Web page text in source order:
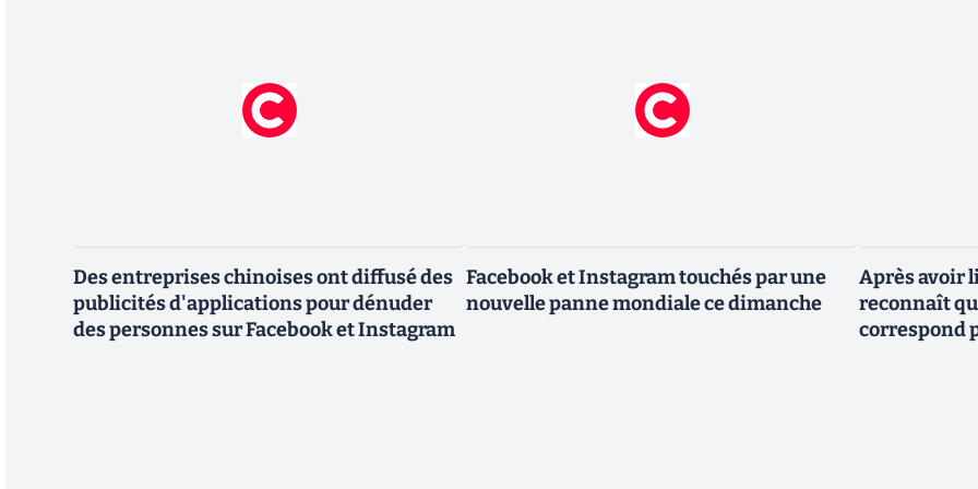
Des entreprises chinoises ont diffusé des
publicités d'applications pour dénuder
des personnes sur Facebook et Instagram
Facebook et Instagram touchés par une
nouvelle panne mondiale ce dimanche
Après avoir
reconnaît
correspond